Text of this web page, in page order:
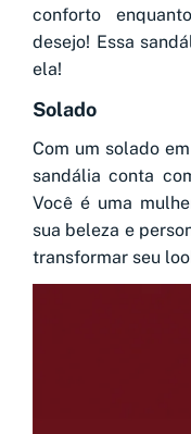
conforto
desejo! Essa
ela!
Solado
Com um solado
sandália conta
Você é uma
sua beleza e
transformar seu